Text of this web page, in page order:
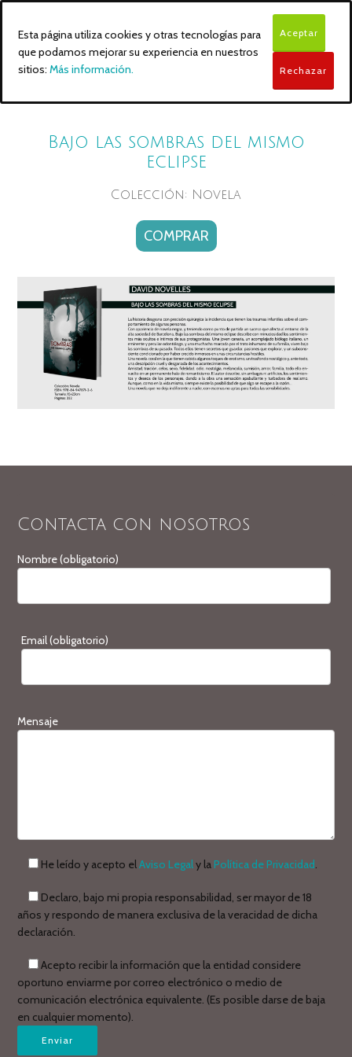
Bajo las sombras del mismo
eclipse
Colección: Novela
COMPRAR
Contacta con nosotros
Nombre (obligatorio)
Email (obligatorio)
Mensaje
He leído y acepto elAviso Legaly la Política de Privacidad.
Declaro, bajo mi propia responsabilidad, ser mayor de 18
años y respondo de manera exclusiva de la veracidad de dicha
declaración.
Acepto recibir la información que la entidad considere
oportuno enviarme por correo electrónico o medio de
comunicación electrónica equivalente. (Es posible darse de baja
en cualquier momento).
Esta página utiliza cookies y otras tecnologías para
que podamos mejorar su experiencia en nuestros
sitios: Más información.
Aceptar
Rechazar